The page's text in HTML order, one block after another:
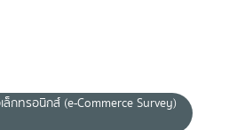
กทรอนิกส์ (e-Commerce Survey)